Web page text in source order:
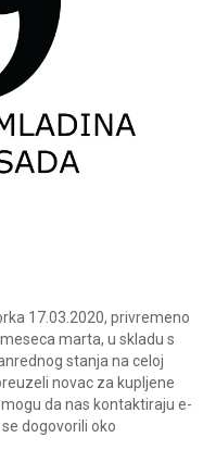
17.03.2020, privremeno
marta, u skladu s
stanja na celoj
novac za kupljene
da nas kontaktiraju e-
dogovorili oko